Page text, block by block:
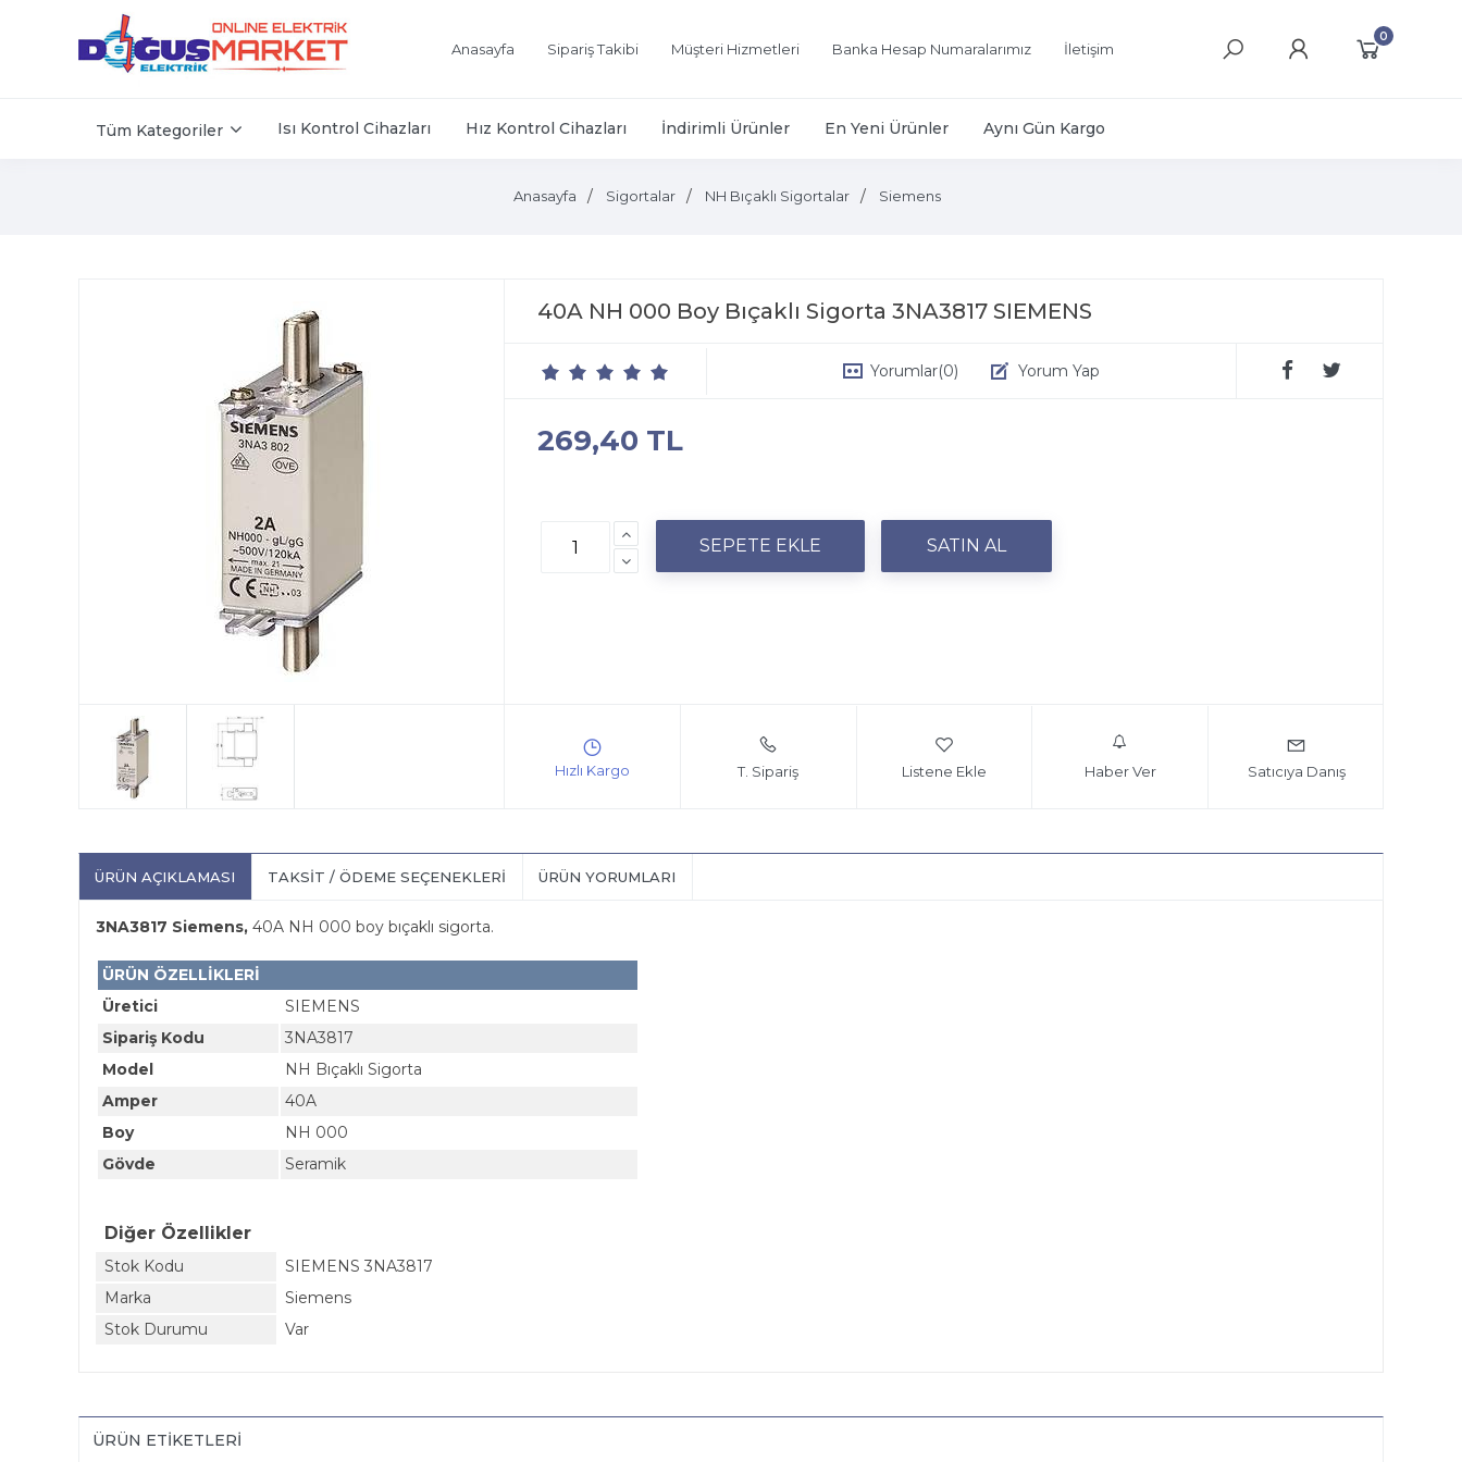
Anasayfa Sipariş Takibi Müşteri Hizmetleri Banka Hesap Numaralarımız İletişim
0
Tüm Kategoriler Isı Kontrol Cihazları Hız Kontrol Cihazları İndirimli Ürünler En Yeni Ürünler Aynı Gün Kargo
Anasayfa Sigortalar NH Bıçaklı Sigortalar Siemens
40A NH 000 Boy Bıçaklı Sigorta 3NA3817 SIEMENS
Yorumlar(0) Yorum Yap
269,40 TL
T. Sipariş Listene Ekle Haber Ver Satıcıya Danış
ÜRÜN AÇIKLAMASI TAKSIT / ÖDEME SEÇENEKLERI ÜRÜN YORUMLARI
3NA3817 Siemens, 40A NH 000 boy bıçaklı sigorta.
ÜRÜN ÖZELLİKLERİ
Üretici
SIEMENS
Sipariş Kodu
3NA3817
Model
NH Bıçaklı Sigorta
Amper
40A
Boy
NH 000
Gövde
Seramik
Diğer Özellikler
Stok Kodu
SIEMENS 3NA3817
Marka
Siemens
Stok Durumu
Var
ÜRÜN ETIKETLERI